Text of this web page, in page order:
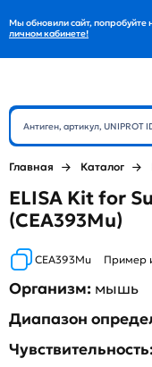
Мы обновили сайт, попробуйте
личном кабинете!
Главная Каталог
ELISA Kit for
(CEA393Mu)
CEA393Mu Пример
Организм: мышь
Диапазон